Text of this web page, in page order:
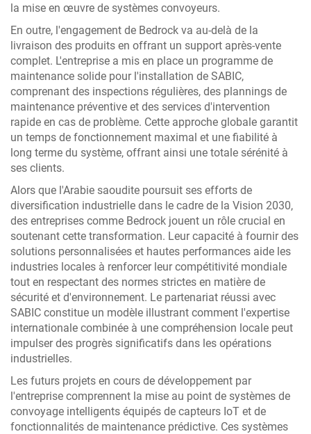
la mise en œuvre de systèmes convoyeurs.
En outre, l'engagement de Bedrock va au-delà de la
livraison des produits en offrant un support après-vente
complet. L'entreprise a mis en place un programme de
maintenance solide pour l'installation de SABIC,
comprenant des inspections régulières, des plannings de
maintenance préventive et des services d'intervention
rapide en cas de problème. Cette approche globale garantit
un temps de fonctionnement maximal et une fiabilité à
long terme du système, offrant ainsi une totale sérénité à
ses clients.
Alors que l'Arabie saoudite poursuit ses efforts de
diversification industrielle dans le cadre de la Vision 2030,
des entreprises comme Bedrock jouent un rôle crucial en
soutenant cette transformation. Leur capacité à fournir des
solutions personnalisées et hautes performances aide les
industries locales à renforcer leur compétitivité mondiale
tout en respectant des normes strictes en matière de
sécurité et d'environnement. Le partenariat réussi avec
SABIC constitue un modèle illustrant comment l'expertise
internationale combinée à une compréhension locale peut
impulser des progrès significatifs dans les opérations
industrielles.
Les futurs projets en cours de développement par
l'entreprise comprennent la mise au point de systèmes de
convoyage intelligents équipés de capteurs IoT et de
fonctionnalités de maintenance prédictive. Ces systèmes